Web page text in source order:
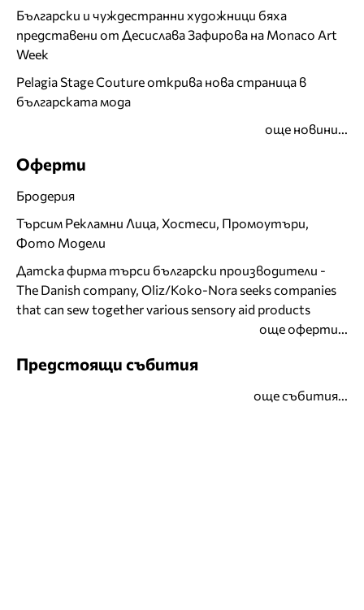
Български и чуждестранни художници бяха
представени от Десислава Зафирова на Monaco Art
Week
Pelagia Stage Couture открива нова страница в
българската мода
още новини...
Оферти
Бродерия
Търсим Рекламни Лица, Хостеси, Промоутъри,
Фото Модели
Датска фирма търси български производители -
The Danish company, Oliz/Koko-Nora seeks companies
that can sew together various sensory aid products
още оферти...
Предстоящи събития
още събития...